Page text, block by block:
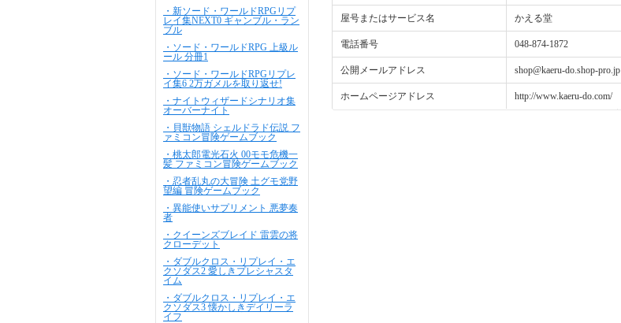
・新ソード・ワールドRPGリプ
レイ集NEXT0 ギャンブル・ラン
ブル
・ソード・ワールドRPG 上級ル
ール 分冊1
・ソード・ワールドRPGリプレ
イ集6 2万ガメルを取り返せ!
・ナイトウィザードシナリオ集
オーバーナイト
・貝獣物語 シェルドラド伝説 フ
ァミコン冒険ゲームブック
・桃太郎電光石火 00モモ危機一
髪 ファミコン冒険ゲームブック
・忍者乱丸の大冒険 土グモ党野
望編 冒険ゲームブック
・異能使いサプリメント 悪夢奏
者
・クイーンズブレイド 雷雲の将
クローデット
・ダブルクロス・リプレイ・エ
クソダス2 愛しきプレシャスタ
イム
・ダブルクロス・リプレイ・エ
クソダス3 懐かしきデイリーラ
イフ
屋号またはサービス名 かえる堂
電話番号 048-874-1872
公開メールアドレス shop@kaeru-do.shop-pro.jp
ホームページアドレス http://www.kaeru-do.com/